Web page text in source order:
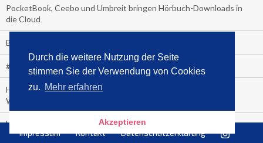
Durch die weitere Nutzung der Seite
stimmen Sie der Verwendung von Cookies
zu. Mehr erfahren
Akzeptieren
PocketBook, Ceebo und Umbreit bringen Hörbuch-Downloads in
die Cloud
Bella Bella
#1-Bestseller: "Das ist Alpha!" von Kollegah
Hammer! "Fear: Trump in the White House" (auf Englisch) von
Watergate-Urgestein
Wie alt sind die TV-Zuschauer
Impressum Kontakt Datenschutzerklärung